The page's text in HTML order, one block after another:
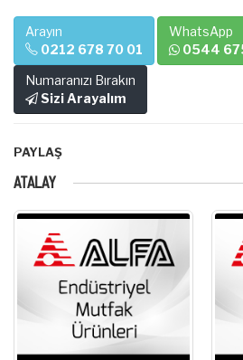
Arayın
0212 678 70 01
WhatsApp
0544
Numaranızı Bırakın
Sizi Arayalım
PAYLAŞ
ATALAY